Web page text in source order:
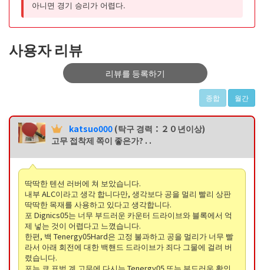
아니면 경기 승리가 어렵다.
사용자 리뷰
리뷰를 등록하기
종합 월간
katsuo000 (탁구 경력：２０년이상)
고무 접착제 쪽이 좋은가? . .
딱딱한 텐션 러버에 쳐 보았습니다.
내부 ALC이라고 생각 합니다만, 생각보다 공을 멀리 빨리 상판
딱딱한 목재를 사용하고 있다고 생각합니다.
포 Dignics05는 너무 부드러운 카운터 드라이브와 블록에서 억
제 넣는 것이 어렵다고 느꼈습니다.
한편, 백 Tenergy05Hard은 고정 불과하고 공을 멀리가 너무 빨
라서 아래 회전에 대한 백핸드 드라이브가 죄다 그물에 걸려 버
렸습니다.